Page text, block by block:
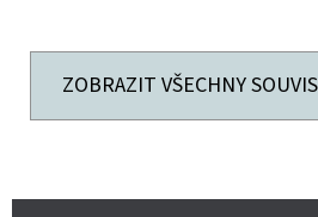
ZOBRAZIT VŠECHNY